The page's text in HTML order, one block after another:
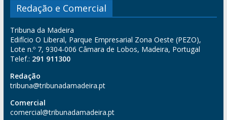
Redação e Comercial
Tribuna da Madeira
Edifício O Liberal, Parque Empresarial Zona Oeste (PEZO),
Lote n.º 7, 9304-006 Câmara de Lobos, Madeira, Portugal
Telef.: 291 911300
Redação
tribuna@tribunadamadeira.pt
Comercial
comercial@tribunadamadeira.pt